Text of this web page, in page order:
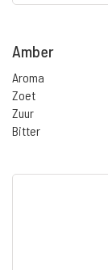
Amber
Aroma
Zoet
Zuur
Bitter